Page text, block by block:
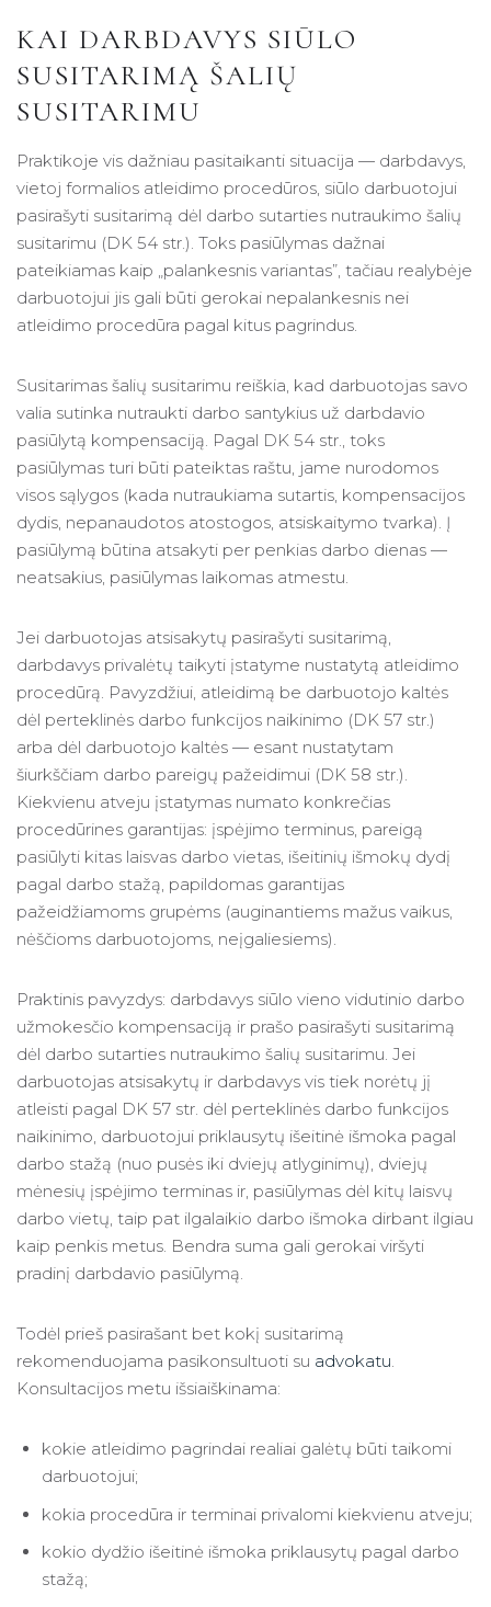
KAI DARBDAVYS SIŪLO
SUSITARIMĄ ŠALIŲ
SUSITARIMU
Praktikoje vis dažniau pasitaikanti situacija — darbdavys,
vietoj formalios atleidimo procedūros, siūlo darbuotojui
pasirašyti susitarimą dėl darbo sutarties nutraukimo šalių
susitarimu (DK 54 str.). Toks pasiūlymas dažnai
pateikiamas kaip „palankesnis variantas”, tačiau realybėje
darbuotojui jis gali būti gerokai nepalankesnis nei
atleidimo procedūra pagal kitus pagrindus.
Susitarimas šalių susitarimu reiškia, kad darbuotojas savo
valia sutinka nutraukti darbo santykius už darbdavio
pasiūlytą kompensaciją. Pagal DK 54 str., toks
pasiūlymas turi būti pateiktas raštu, jame nurodomos
visos sąlygos (kada nutraukiama sutartis, kompensacijos
dydis, nepanaudotos atostogos, atsiskaitymo tvarka). Į
pasiūlymą būtina atsakyti per penkias darbo dienas —
neatsakius, pasiūlymas laikomas atmestu.
Jei darbuotojas atsisakytų pasirašyti susitarimą,
darbdavys privalėtų taikyti įstatyme nustatytą atleidimo
procedūrą. Pavyzdžiui, atleidimą be darbuotojo kaltės
dėl perteklinės darbo funkcijos naikinimo (DK 57 str.)
arba dėl darbuotojo kaltės — esant nustatytam
šiurkščiam darbo pareigų pažeidimui (DK 58 str.).
Kiekvienu atveju įstatymas numato konkrečias
procedūrines garantijas: įspėjimo terminus, pareigą
pasiūlyti kitas laisvas darbo vietas, išeitinių išmokų dydį
pagal darbo stažą, papildomas garantijas
pažeidžiamoms grupėms (auginantiems mažus vaikus,
nėščioms darbuotojoms, neįgaliesiems).
Praktinis pavyzdys: darbdavys siūlo vieno vidutinio darbo
užmokesčio kompensaciją ir prašo pasirašyti susitarimą
dėl darbo sutarties nutraukimo šalių susitarimu. Jei
darbuotojas atsisakytų ir darbdavys vis tiek norėtų jį
atleisti pagal DK 57 str. dėl perteklinės darbo funkcijos
naikinimo, darbuotojui priklausytų išeitinė išmoka pagal
darbo stažą (nuo pusės iki dviejų atlyginimų), dviejų
mėnesių įspėjimo terminas ir, pasiūlymas dėl kitų laisvų
darbo vietų, taip pat ilgalaikio darbo išmoka dirbant ilgiau
kaip penkis metus. Bendra suma gali gerokai viršyti
pradinį darbdavio pasiūlymą.
Todėl prieš pasirašant bet kokį susitarimą
rekomenduojama pasikonsultuoti su advokatu.
Konsultacijos metu išsiaiškinama:
kokie atleidimo pagrindai realiai galėtų būti taikomi
darbuotojui;
kokia procedūra ir terminai privalomi kiekvienu atveju;
kokio dydžio išeitinė išmoka priklausytų pagal darbo
stažą;